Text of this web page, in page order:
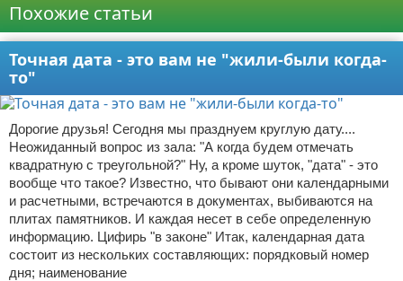
Похожие статьи
Точная дата - это вам не "жили-были когда-
то"
Дорогие друзья! Сегодня мы празднуем круглую дату....
Неожиданный вопрос из зала: "А когда будем отмечать
квадратную с треугольной?" Ну, а кроме шуток, "дата" - это
вообще что такое? Известно, что бывают они календарными
и расчетными, встречаются в документах, выбиваются на
плитах памятников. И каждая несет в себе определенную
информацию. Цифирь "в законе" Итак, календарная дата
состоит из нескольких составляющих: порядковый номер
дня; наименование